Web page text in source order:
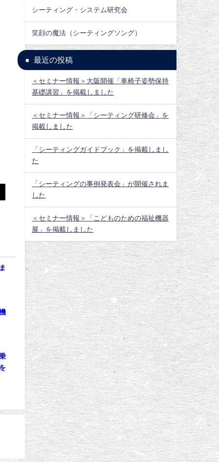
シーティング・システム研究会
笑顔の魔法（シーティングソング）
最近の投稿
＜セミナー情報＞大阪開催「車椅子姿勢保持
基礎講習」を掲載しました
＜セミナー情報＞「シーティング研修会」を
掲載しました
「シーティングガイドブック」を掲載しまし
た
「シーティングの事例発表会」が開催されま
した
＜セミナー情報＞「こどものための福祉機器
展」を掲載しました